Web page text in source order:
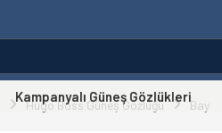
Kampanyalı Güneş Gözlükleri
Hugo Boss Güneş Gözlüğü Bay